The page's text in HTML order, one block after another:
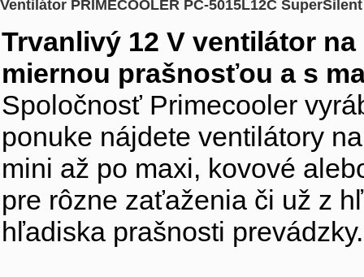
Ventilátor PRIMECOOLER PC-5015L12C SuperSilent
Trvanlivý 12 V ventilátor
miernou prašnosťou a s
Spoločnosť Primecooler
ponuke nájdete ventilátory
mini až po maxi, kovové
pre rôzne zaťaženia či už z
hľadiska prašnosti prevádzky.